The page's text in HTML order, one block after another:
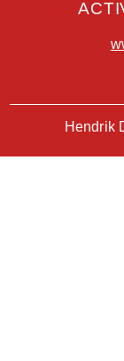
Hendrik